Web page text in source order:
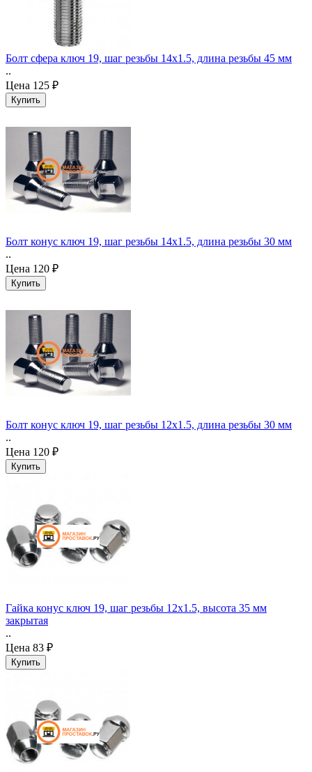
Болт сфера ключ 19, шаг резьбы 14x1.5, длина резьбы 45 мм
..
Цена 125 ₽
Болт конус ключ 19, шаг резьбы 14x1.5, длина резьбы 30 мм
..
Цена 120 ₽
Болт конус ключ 19, шаг резьбы 12x1.5, длина резьбы 30 мм
..
Цена 120 ₽
Гайка конус ключ 19, шаг резьбы 12x1.5, высота 35 мм
закрытая
..
Цена 83 ₽